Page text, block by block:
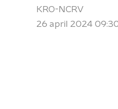
KRO-NCRV
26 april 2024 09:30